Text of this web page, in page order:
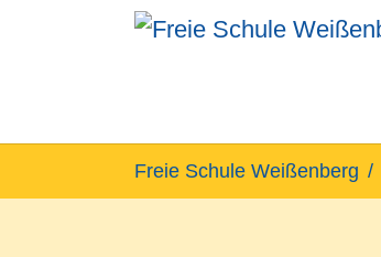
Freie Schule Weißenberg